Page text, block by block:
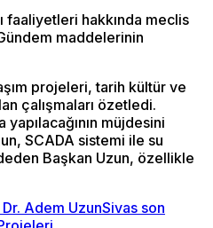
faaliyetleri hakkında meclis
maddelerinin
projeleri, tarih kültür ve
çalışmaları özetledi.
müjdesini
SCADA sistemi ile su
Başkan Uzun, özellikle
Adem UzunSivas son